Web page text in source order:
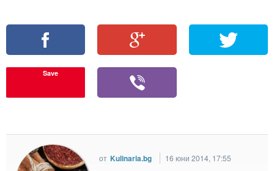
Save
от Kulinaria.bg
16 юни 2014, 17:55